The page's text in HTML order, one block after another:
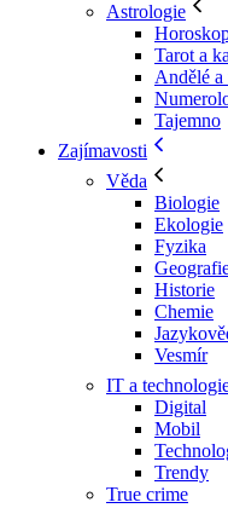
Astrologie
Tarot a
Andělé a
Tajemno
Zajímavosti
Věda
Biologie
Ekologie
Fyzika
Historie
Chemie
Vesmír
IT a
Digital
Mobil
Trendy
True crime